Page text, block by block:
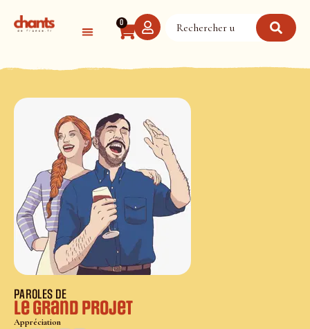
0
PAROLES DE
Le grand projet
Appréciation